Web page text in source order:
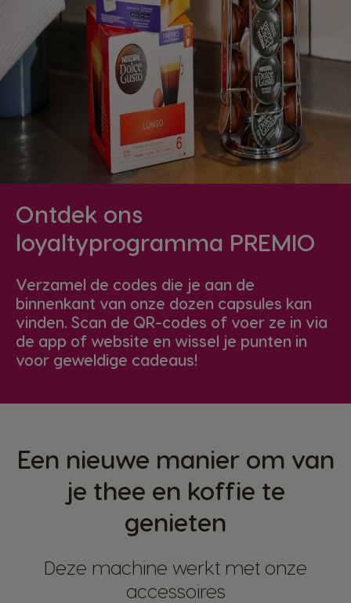
Ontdek ons
loyaltyprogramma PREMIO
Verzamel de codes die je aan de
binnenkant van onze dozen capsules kan
vinden. Scan de QR-codes of voer ze in via
de app of website en wissel je punten in
voor geweldige cadeaus!
Een nieuwe manier om van
je thee en koffie te
genieten
Deze machine werkt met onze
accessoires